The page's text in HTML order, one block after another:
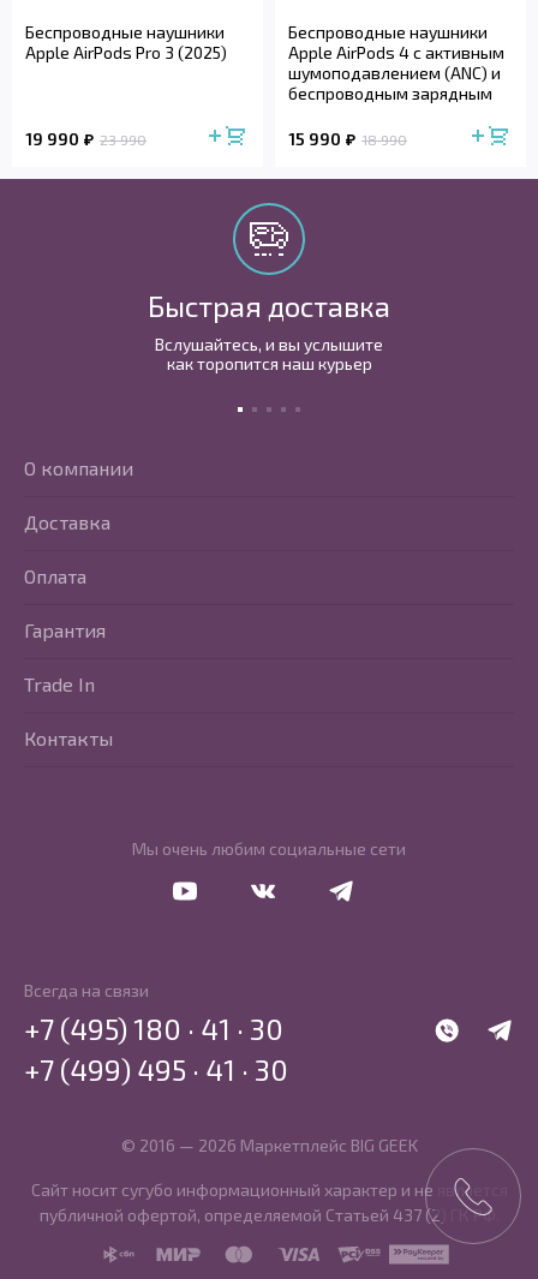
Беспроводные наушники
Apple AirPods Pro 3 (2025)
19 990 23 990
Беспроводные наушники
Apple AirPods 4 с активным
шумоподавлением (ANC) и
беспроводным зарядным
15 990
18 990
Быстрая доставка
Вслушайтесь, и вы услышите
как торопится наш курьер
Мы очень любим социальные сети
О компании
Доставка
Оплата
Гарантия
Trade In
Контакты
Всегда на связи
WhatsApp
+7 (495) 180 · 41 · 30
+7 (499) 495 · 41 · 30
© 2016 — 2026 Маркетплейс BIG GEEK
Сайт носит сугубо информационный характер и не является
публичной офертой, определяемой Статьей 437 (2) ГК РФ.
SBP
MIR MasterCard
Visa PCI DSS PayKeeper